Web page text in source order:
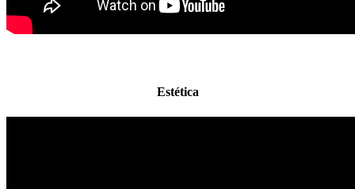
Estética